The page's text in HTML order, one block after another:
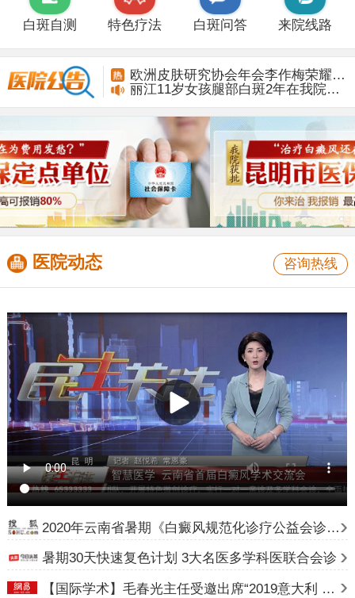
白斑自测 特色疗法 白斑问答 来院线路
丽江11岁女孩腿部白斑2年在我院康复
欧洲皮肤研究协会年会李作梅荣耀而归
丽江11岁女孩腿部白斑2年在我院康复
欧洲皮肤研究协会年会李作梅荣耀而归
咨询热线
医院动态
2020年云南省暑期《白癜风规范化诊疗公益会诊》计划
暑期30天快速复色计划 3大名医多学科医联合会诊
【国际学术】毛春光主任受邀出席“2019意大利 24 届世界皮肤科大